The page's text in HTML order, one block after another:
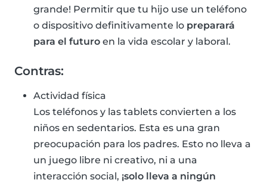
grande! Permitir que tu hijo use un teléfono
o dispositivo definitivamente lo preparará
para el futuro en la vida escolar y laboral.
Contras:
Actividad física
Los teléfonos y las tablets convierten a los
niños en sedentarios. Esta es una gran
preocupación para los padres. Esto no lleva a
un juego libre ni creativo, ni a una
interacción social, ¡solo lleva a ningún